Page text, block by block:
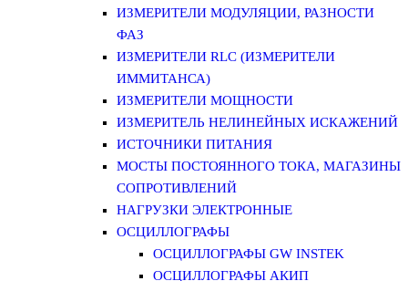
ИЗМЕРИТЕЛИ МОДУЛЯЦИИ, РАЗНОСТИ
ФАЗ
ИЗМЕРИТЕЛИ RLC (ИЗМЕРИТЕЛИ
ИММИТАНСА)
ИЗМЕРИТЕЛИ МОЩНОСТИ
ИЗМЕРИТЕЛЬ НЕЛИНЕЙНЫХ ИСКАЖЕНИЙ
ИСТОЧНИКИ ПИТАНИЯ
МОСТЫ ПОСТОЯННОГО ТОКА, МАГАЗИНЫ
СОПРОТИВЛЕНИЙ
НАГРУЗКИ ЭЛЕКТРОННЫЕ
ОСЦИЛЛОГРАФЫ
ОСЦИЛЛОГРАФЫ GW INSTEK
ОСЦИЛЛОГРАФЫ АКИП